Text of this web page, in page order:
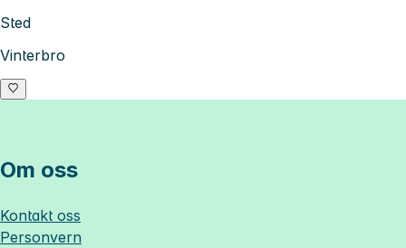
Sted
Vinterbro
Om oss
Kontakt oss
Personvern